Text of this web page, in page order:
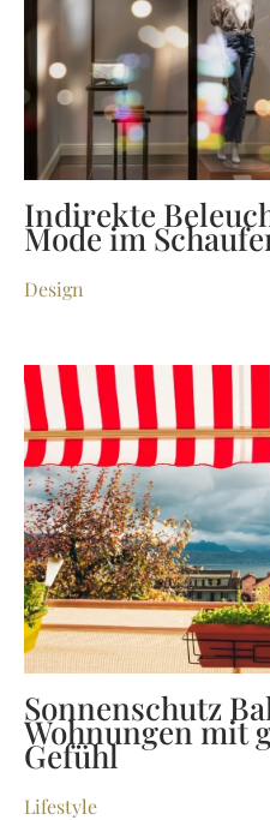
Indirekte
Mode im
Design
Sonnenschutz
Wohnungen mit
Gefühl
Lifestyle